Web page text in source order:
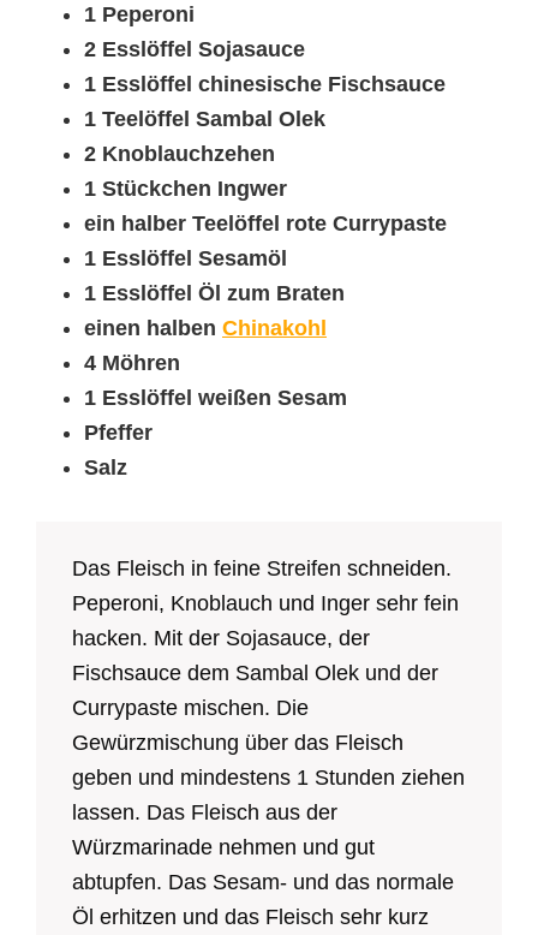
1 Peperoni
2 Esslöffel Sojasauce
1 Esslöffel chinesische Fischsauce
1 Teelöffel Sambal Olek
2 Knoblauchzehen
1 Stückchen Ingwer
ein halber Teelöffel rote Currypaste
1 Esslöffel Sesamöl
1 Esslöffel Öl zum Braten
einen halben Chinakohl
4 Möhren
1 Esslöffel weißen Sesam
Pfeffer
Salz
Das Fleisch in feine Streifen schneiden.
Peperoni, Knoblauch und Inger sehr fein
hacken. Mit der Sojasauce, der
Fischsauce dem Sambal Olek und der
Currypaste mischen. Die
Gewürzmischung über das Fleisch
geben und mindestens 1 Stunden ziehen
lassen. Das Fleisch aus der
Würzmarinade nehmen und gut
abtupfen. Das Sesam- und das normale
Öl erhitzen und das Fleisch sehr kurz